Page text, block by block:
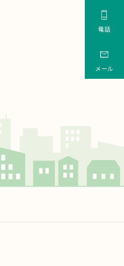

電話

メール